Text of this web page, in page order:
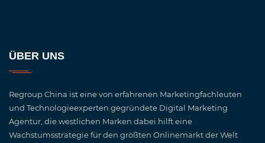
ÜBER UNS
Regroup China ist eine von erfahrenen Marketingfachleuten
und Technologieexperten gegründete Digital Marketing
Agentur, die westlichen Marken dabei hilft eine
Wachstumsstrategie für den größten Onlinemarkt der Welt